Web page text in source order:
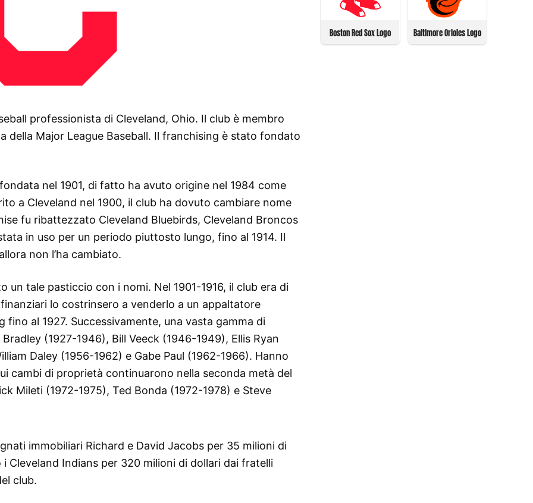
professionista di Cleveland, Ohio. Il club è membro
della Major League Baseball. Il franchising è stato fondato
nel 1901, di fatto ha avuto origine nel 1984 come
a Cleveland nel 1900, il club ha dovuto cambiare nome
fu ribattezzato Cleveland Bluebirds, Cleveland Broncos
in uso per un periodo piuttosto lungo, fino al 1914. Il
non l’ha cambiato.
tale pasticcio con i nomi. Nel 1901-1916, il club era di
lo costrinsero a venderlo a un appaltatore
al 1927. Successivamente, una vasta gamma di
(1927-1946), Bill Veeck (1946-1949), Ellis Ryan
Daley (1956-1962) e Gabe Paul (1962-1966). Hanno
cambi di proprietà continuarono nella seconda metà del
Mileti (1972-1975), Ted Bonda (1972-1978) e Steve
immobiliari Richard e David Jacobs per 35 milioni di
Cleveland Indians per 320 milioni di dollari dai fratelli
club.
Boston Red Sox Logo Baltimore Orioles Logo